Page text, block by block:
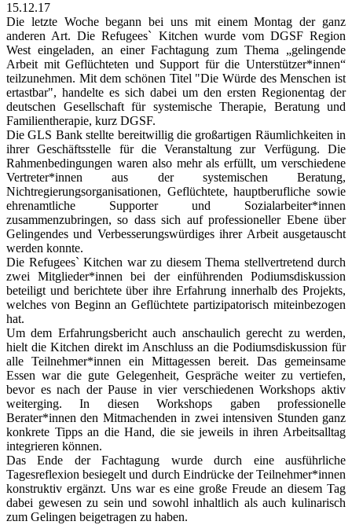
15.12.17
Die letzte Woche begann bei uns mit einem Montag der ganz
anderen Art. Die Refugees` Kitchen wurde vom DGSF Region
West eingeladen, an einer Fachtagung zum Thema „gelingende
Arbeit mit Geflüchteten und Support für die Unterstützer*innen“
teilzunehmen. Mit dem schönen Titel "Die Würde des Menschen ist
ertastbar", handelte es sich dabei um den ersten Regionentag der
deutschen Gesellschaft für systemische Therapie, Beratung und
Familientherapie, kurz DGSF.
Die GLS Bank stellte bereitwillig die großartigen Räumlichkeiten in
ihrer Geschäftsstelle für die Veranstaltung zur Verfügung. Die
Rahmenbedingungen waren also mehr als erfüllt, um verschiedene
Vertreter*innen aus der systemischen Beratung,
Nichtregierungsorganisationen, Geflüchtete, hauptberufliche sowie
ehrenamtliche Supporter und Sozialarbeiter*innen
zusammenzubringen, so dass sich auf professioneller Ebene über
Gelingendes und Verbesserungswürdiges ihrer Arbeit ausgetauscht
werden konnte.
Die Refugees` Kitchen war zu diesem Thema stellvertretend durch
zwei Mitglieder*innen bei der einführenden Podiumsdiskussion
beteiligt und berichtete über ihre Erfahrung innerhalb des Projekts,
welches von Beginn an Geflüchtete partizipatorisch miteinbezogen
hat.
Um dem Erfahrungsbericht auch anschaulich gerecht zu werden,
hielt die Kitchen direkt im Anschluss an die Podiumsdiskussion für
alle Teilnehmer*innen ein Mittagessen bereit. Das gemeinsame
Essen war die gute Gelegenheit, Gespräche weiter zu vertiefen,
bevor es nach der Pause in vier verschiedenen Workshops aktiv
weiterging. In diesen Workshops gaben professionelle
Berater*innen den Mitmachenden in zwei intensiven Stunden ganz
konkrete Tipps an die Hand, die sie jeweils in ihren Arbeitsalltag
integrieren können.
Das Ende der Fachtagung wurde durch eine ausführliche
Tagesreflexion besiegelt und durch Eindrücke der Teilnehmer*innen
konstruktiv ergänzt. Uns war es eine große Freude an diesem Tag
dabei gewesen zu sein und sowohl inhaltlich als auch kulinarisch
zum Gelingen beigetragen zu haben.